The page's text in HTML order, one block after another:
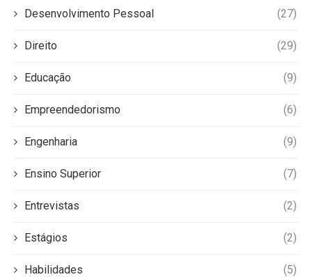
Desenvolvimento Pessoal (27)
Direito (29)
Educação (9)
Empreendedorismo (6)
Engenharia (9)
Ensino Superior (7)
Entrevistas (2)
Estágios (2)
Habilidades (5)